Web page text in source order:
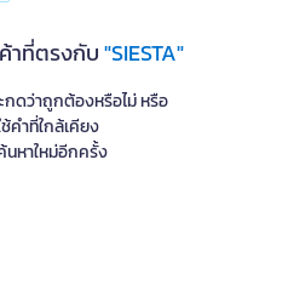
าที่ตรงกับ"SIESTA"
ดว่าถูกต้องหรือไม่ หรือ
คำที่ใกล้เคียง
หาใหม่อีกครั้ง